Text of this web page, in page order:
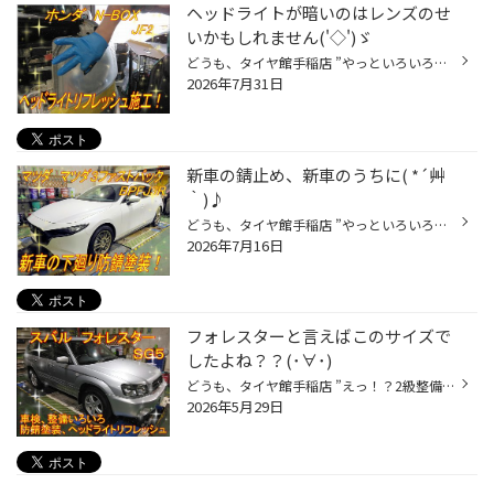
ヘッドライトが暗いのはレンズのせ
いかもしれません('◇')ゞ
どうも、タイヤ館手稲店 ”やっといろいろ終わって、これからが本領発揮(｀・ω・´)ｼｬｷｰﾝ” 育児実行委員長？かけるです。 表題の件、 "ホンダ N-BOX” “ＪＦ２” “ヘッドライトリフレッシュ” 最近も施工させていただいてるんですが、なんせ作業写真が結構たまっているもので過去のものから排出いたしま...
2026年7月31日
新車の錆止め、新車のうちに( *´艸
｀)♪
どうも、タイヤ館手稲店 ”やっといろいろ終わって、これからが本領発揮(｀・ω・´)ｼｬｷｰﾝ” 育児実行委員長？かけるです。 来週の火曜日まで、土日を除く月の半分くらいは僕夕方不在です(ﾟДﾟ) お見積もりの返信や作業予約が遅くなってしまっている方、大変申し訳ありません。 表題の件、 “マツダ マツ...
2026年7月16日
フォレスターと言えばこのサイズで
したよね？？(･∀･)
どうも、タイヤ館手稲店 ”えっ！？2級整備士持ってないの？？獲らないと(^^;)” 育児実行委員長？かけるです。 引き続き、今年は2級整備士資格を取得するため4月～7月の間、土日を除く月の半分くらいは夕方不在です(ﾟДﾟ) お見積もりの返信や作業予約が遅くなってしまっている方、大変申し訳ありませ...
2026年5月29日